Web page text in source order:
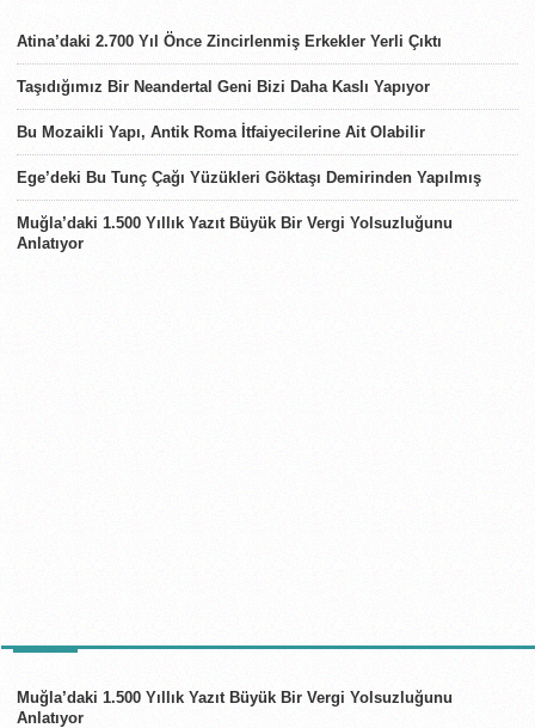
Atina’daki 2.700 Yıl Önce Zincirlenmiş Erkekler Yerli Çıktı
Taşıdığımız Bir Neandertal Geni Bizi Daha Kaslı Yapıyor
Bu Mozaikli Yapı, Antik Roma İtfaiyecilerine Ait Olabilir
Ege’deki Bu Tunç Çağı Yüzükleri Göktaşı Demirinden Yapılmış
Muğla’daki 1.500 Yıllık Yazıt Büyük Bir Vergi Yolsuzluğunu
Anlatıyor
Muğla’daki 1.500 Yıllık Yazıt Büyük Bir Vergi Yolsuzluğunu
Anlatıyor